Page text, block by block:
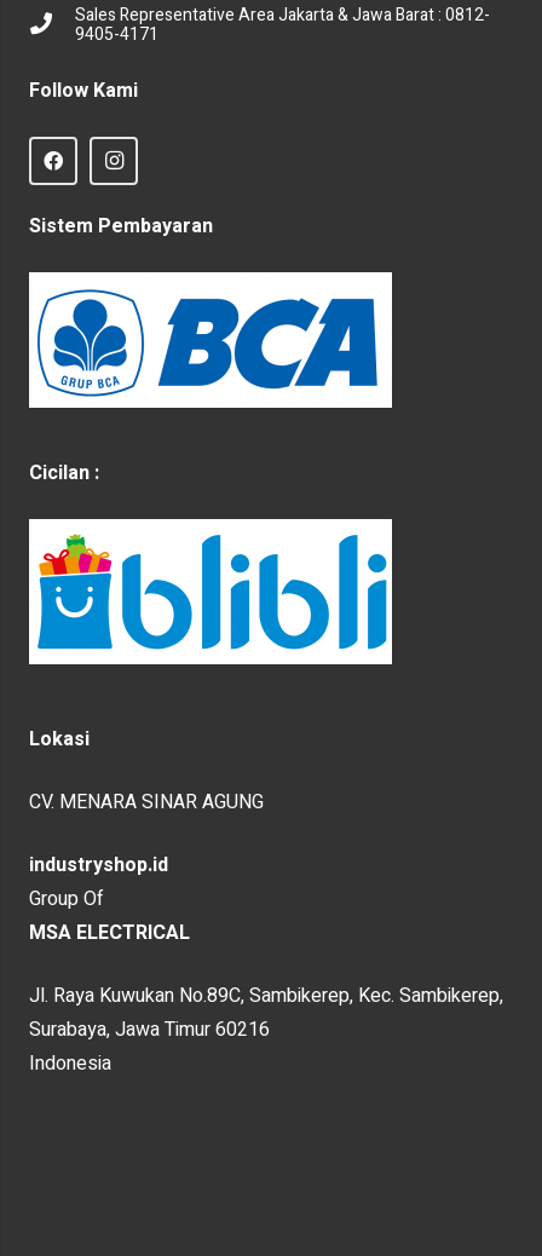
Sales Representative Area Jakarta & Jawa Barat : 0812-
9405-4171
Follow Kami
Sistem Pembayaran
Cicilan :
Lokasi
CV. MENARA SINAR AGUNG
industryshop.id
Group Of
MSA ELECTRICAL
Jl. Raya Kuwukan No.89C, Sambikerep, Kec. Sambikerep,
Surabaya, Jawa Timur 60216
Indonesia